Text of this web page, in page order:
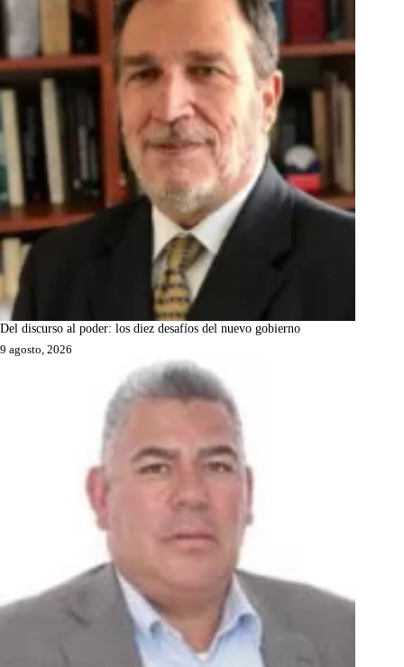
Del discurso al poder: los diez desafíos del nuevo gobierno
9 agosto, 2026